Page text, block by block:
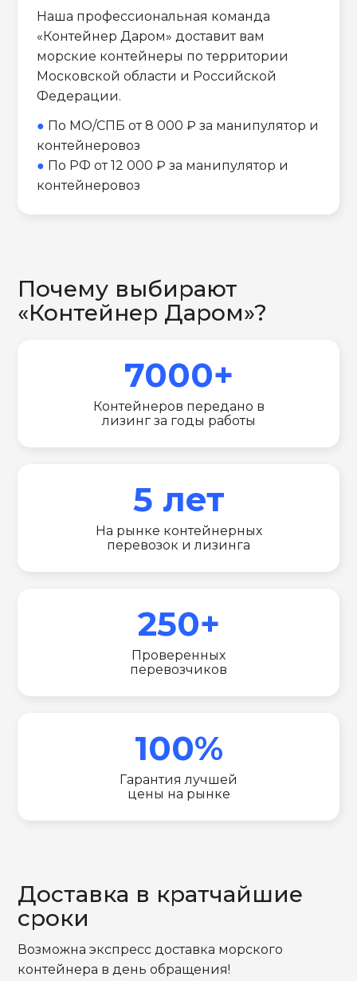
Наша профессиональная команда
«Контейнер Даром» доставит вам
морские контейнеры по территории
Московской области и Российской
Федерации.
● По МО/СПБ от 8 000 ₽ за манипулятор и
контейнеровоз
● По РФ от 12 000 ₽ за манипулятор и
контейнеровоз
Почему выбирают
«Контейнер Даром»?
7000+
Контейнеров передано в
лизинг за годы работы
5 лет
На рынке контейнерных
перевозок и лизинга
250+
Проверенных
перевозчиков
100%
Гарантия лучшей
цены на рынке
Доставка в кратчайшие
сроки
Возможна экспресс доставка морского
контейнера в день обращения!